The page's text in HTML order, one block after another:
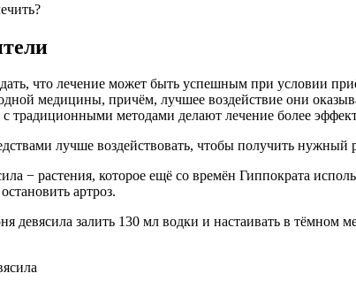
что лечение может быть успешным при условии
медицины, причём, лучшее воздействие они
с традиционными методами делают лечение более
лучше воздействовать, чтобы получить нужный
− растения, которое ещё со времён Гиппократа
артроз.
девясила залить 130 мл водки и настаивать в тёмном